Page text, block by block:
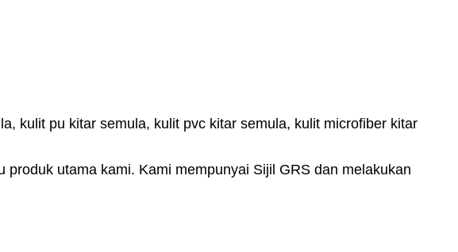
kulit pu kitar semula, kulit pvc kitar semula, kulit microfiber kitar
utama kami. Kami mempunyai Sijil GRS dan melakukan